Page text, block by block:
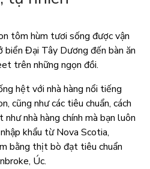
tôm hùm tươi sống được vận
biển Đại Tây Dương đến bàn ăn
trên những ngọn đồi.
hệt với nhà hàng nổi tiếng
cũng như các tiêu chuẩn, cách
nhà hàng chính mà bạn luôn
khẩu từ Nova Scotia,
bằng thịt bò đạt tiêu chuẩn
Úc.